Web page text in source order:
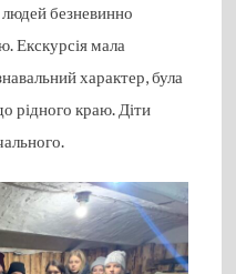
безневинно
Екскурсія мала
характер, була
рідного краю. Діти